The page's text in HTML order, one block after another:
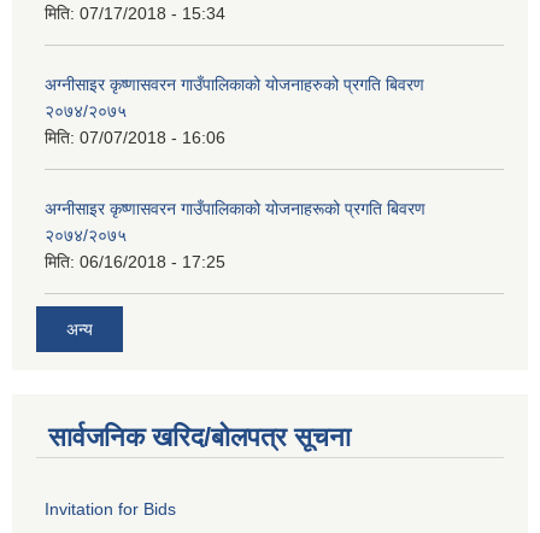
मिति: 07/17/2018 - 15:34
अग्नीसाइर कृष्णासवरन गाउँपालिकाको योजनाहरुको प्रगति बिवरण
२०७४/२०७५
मिति: 07/07/2018 - 16:06
अग्नीसाइर कृष्णासवरन गाउँपालिकाको योजनाहरूको प्रगति बिवरण
२०७४/२०७५
मिति: 06/16/2018 - 17:25
अन्य
सार्वजनिक खरिद/बोलपत्र सूचना
Invitation for Bids